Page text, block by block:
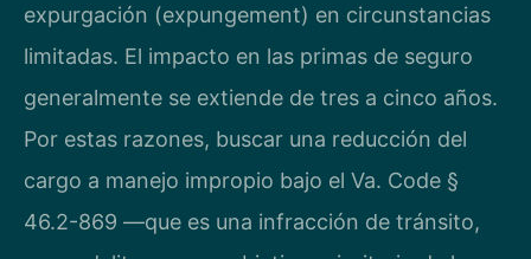
expurgación (expungement) en circunstancias
limitadas. El impacto en las primas de seguro
generalmente se extiende de tres a cinco años.
Por estas razones, buscar una reducción del
cargo a manejo impropio bajo el Va. Code §
46.2-869 —que es una infracción de tránsito,